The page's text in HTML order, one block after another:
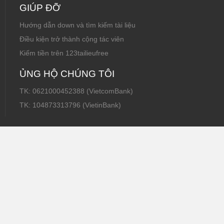
GIÚP ĐỠ
Hướng dẫn down và tìm kiếm tài liệu
Điều kiện trở thành cộng tác viên
Kiếm tiền trên 123tailieufree
ỦNG HỘ CHÚNG TÔI
TK: 0621000452388 (VietcomBank)
TK: 104873313796 (VietinBank)